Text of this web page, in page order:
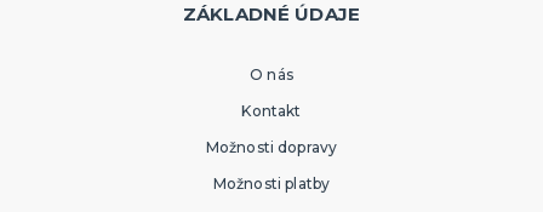
ZÁKLADNÉ ÚDAJE
O nás
Kontakt
Možnosti dopravy
Možnosti platby